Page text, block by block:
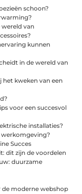
schoon?
wereld van
kunnen
in de wereld van
kweken van een
voor een succesvol
installaties?
werkomgeving?
Succes
dit zijn de voordelen
duurzame
de moderne webshop